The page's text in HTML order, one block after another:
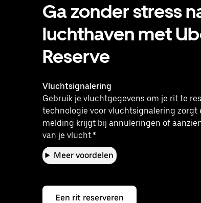
Ga zonder stress
luchthaven met
Reserve
Vluchtsignalering
Gebruik je vluchtgegevens om je rit te
technologie voor vluchtsignalering zorgt
melding krijgt bij annuleringen of
van je vlucht.*
Meer voordelen
Een rit reserveren